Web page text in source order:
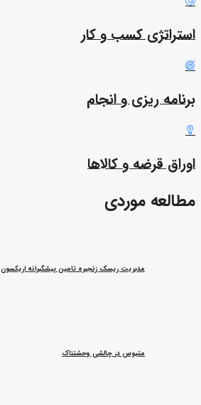
استراتژی کسب و کار
برنامه ریزی و انجام
اوراق قرضه و کالاها
مطالعه موردی
مدیریت ریسک زنجیره تامین پیشگیرانه اریکسون
متیوس در چالشی وحشتناک